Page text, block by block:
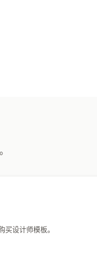
设计师模板。